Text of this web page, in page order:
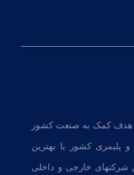
بازرگانی رهپویان در سال ۱۳۹۱ با هدف کمک به صنعت کشور
پلیمری کشور با بهترین
شرکتهای خارجی و داخلی